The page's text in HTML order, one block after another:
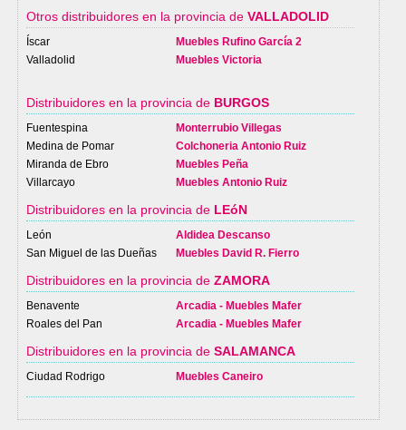
Otros distribuidores en la provincia de VALLADOLID
Íscar
Muebles Rufino García 2
Valladolid
Muebles Victoria
Distribuidores en la provincia de BURGOS
Fuentespina
Monterrubio Villegas
Medina de Pomar
Colchoneria Antonio Ruiz
Miranda de Ebro
Muebles Peña
Villarcayo
Muebles Antonio Ruiz
Distribuidores en la provincia de LEóN
León
Aldidea Descanso
San Miguel de las Dueñas
Muebles David R. Fierro
Distribuidores en la provincia de ZAMORA
Benavente
Arcadia - Muebles Mafer
Roales del Pan
Arcadia - Muebles Mafer
Distribuidores en la provincia de SALAMANCA
Ciudad Rodrigo Muebles Caneiro